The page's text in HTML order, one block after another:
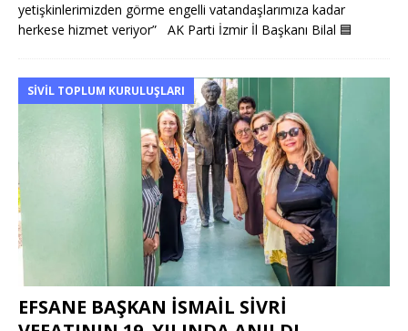
yetişkinlerimizden görme engelli vatandaşlarımıza kadar
herkese hizmet veriyor” AK Parti İzmir İl Başkanı Bilal 🟦
SIVIL TOPLUM KURULUŞLARI
EFSANE BAŞKAN İSMAİL SİVRİ